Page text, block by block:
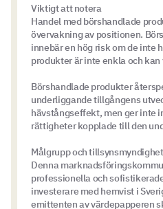
Viktigt att notera
Handel med börshandlade
övervakning av positionen.
innebär en hög risk om de inte
produkter är inte enkla och
Börshandlade produkter
underliggande tillgångens
hävstångseffekt, men ger inte
rättigheter kopplade till den
Målgrupp och tillsynsmyndighet
Denna
professionella och
investerare med hemvist i
emittenten av värdepapperen